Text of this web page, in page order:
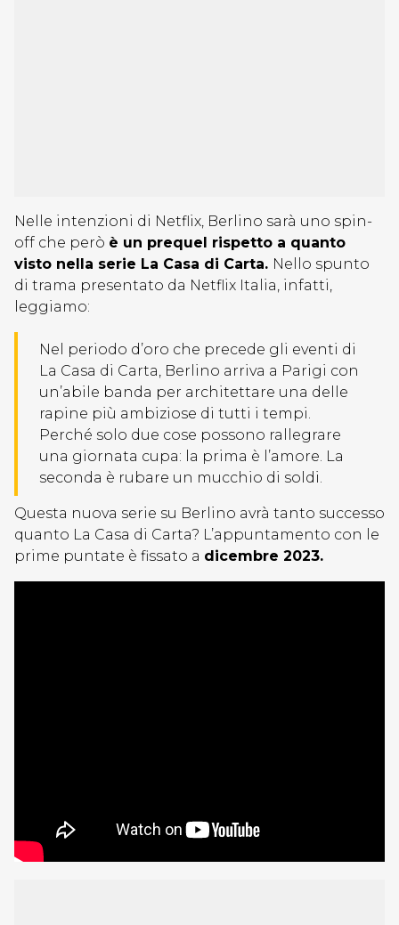
Nelle intenzioni di Netflix, Berlino sarà uno spin-
off che però è un prequel rispetto a quanto
visto nella serie La Casa di Carta. Nello spunto
di trama presentato da Netflix Italia, infatti,
leggiamo:
Nel periodo d’oro che precede gli eventi di
La Casa di Carta, Berlino arriva a Parigi con
un’abile banda per architettare una delle
rapine più ambiziose di tutti i tempi.
Perché solo due cose possono rallegrare
una giornata cupa: la prima è l’amore. La
seconda è rubare un mucchio di soldi.
Questa nuova serie su Berlino avrà tanto successo
quanto La Casa di Carta? L’appuntamento con le
prime puntate è fissato a dicembre 2023.